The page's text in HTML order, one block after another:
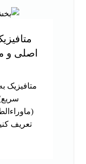
اصلی و
متافیزیک
تعریف